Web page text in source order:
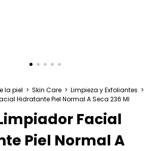
la piel > Skin Care > Limpieza y Exfoliantes >
Hidratante Piel Normal A Seca 236 Ml
Facial
Piel Normal A